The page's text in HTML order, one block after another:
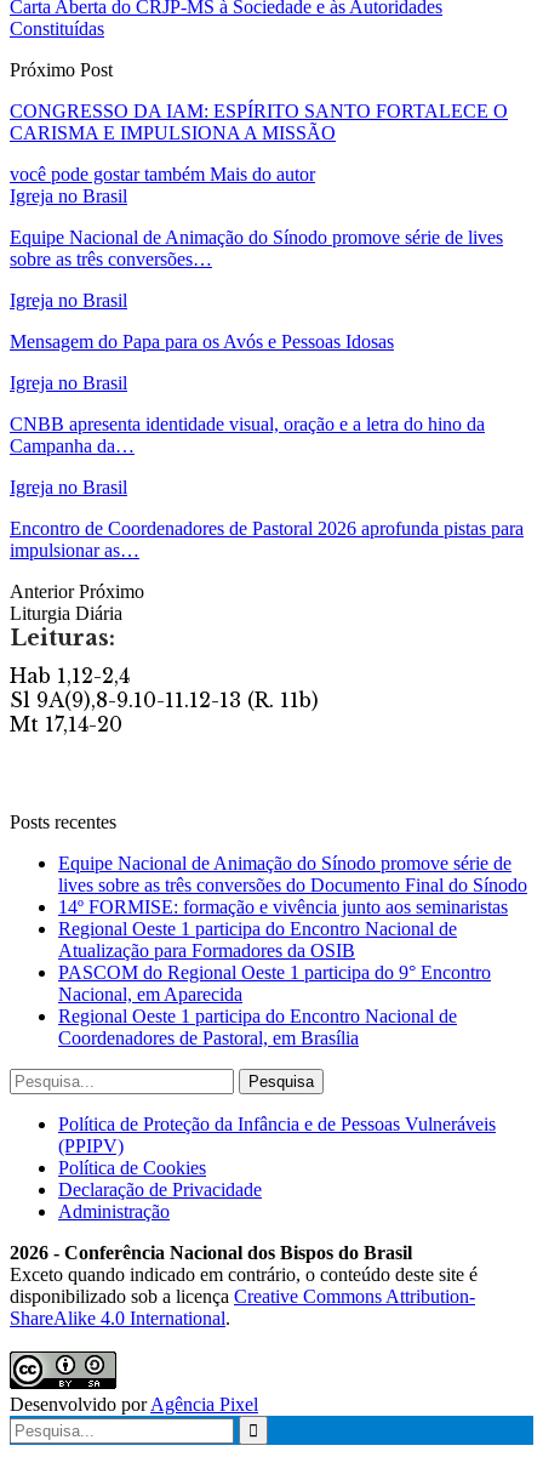
Carta Aberta do CRJP-MS à Sociedade e às Autoridades
Constituídas
Próximo Post
CONGRESSO DA IAM: ESPÍRITO SANTO FORTALECE O
CARISMA E IMPULSIONA A MISSÃO
você pode gostar também Mais do autor
Igreja no Brasil
Equipe Nacional de Animação do Sínodo promove série de lives
sobre as três conversões…
Igreja no Brasil
Mensagem do Papa para os Avós e Pessoas Idosas
Igreja no Brasil
CNBB apresenta identidade visual, oração e a letra do hino da
Campanha da…
Igreja no Brasil
Encontro de Coordenadores de Pastoral 2026 aprofunda pistas para
impulsionar as…
AnteriorPróximo
Liturgia Diária
Posts recentes
Equipe Nacional de Animação do Sínodo promove série de
lives sobre as três conversões do Documento Final do Sínodo
14º FORMISE: formação e vivência junto aos seminaristas
Regional Oeste 1 participa do Encontro Nacional de
Atualização para Formadores da OSIB
PASCOM do Regional Oeste 1 participa do 9° Encontro
Nacional, em Aparecida
Regional Oeste 1 participa do Encontro Nacional de
Coordenadores de Pastoral, em Brasília
Política de Proteção da Infância e de Pessoas Vulneráveis
(PPIPV)
Política de Cookies
Declaração de Privacidade
Administração
2026 - Conferência Nacional dos Bispos do Brasil
Exceto quando indicado em contrário, o conteúdo deste site é
disponibilizado sob a licença Creative Commons Attribution-
ShareAlike 4.0 International.
Desenvolvido porAgência Pixel